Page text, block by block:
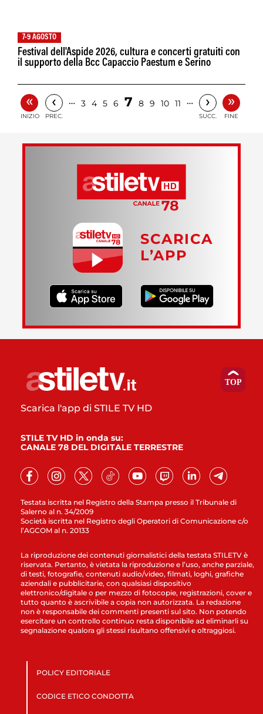
7-9 AGOSTO
Festival dell'Aspide 2026, cultura e concerti gratuiti con
il supporto della Bcc Capaccio Paestum e Serino
«
INIZIO
‹
PREC.
… 3 4 5 6 7 8 9 10 11 … ›
SUCC.
»
FINE
SCARICA
L’APP
Testata iscritta nel Registro della Stampa presso il Tribunale di
Salerno al n. 34/2009
Società iscritta nel Registro degli Operatori di Comunicazione c/o
l’AGCOM al n. 20133
Scarica l'app di STILE TV HD
STILE TV HD in onda su:
CANALE 78 DEL DIGITALE TERRESTRE
La riproduzione dei contenuti giornalistici della testata STILETV è
riservata. Pertanto, è vietata la riproduzione e l’uso, anche parziale,
di testi, fotografie, contenuti audio/video, filmati, loghi, grafiche
aziendali e pubblicitarie, con qualsiasi dispositivo
elettronico/digitale o per mezzo di fotocopie, registrazioni, cover e
tutto quanto è ascrivibile a copia non autorizzata. La redazione
non è responsabile dei commenti presenti sul sito. Non potendo
esercitare un controllo continuo resta disponibile ad eliminarli su
segnalazione qualora gli stessi risultano offensivi e oltraggiosi.
POLICY EDITORIALE
CODICE ETICO CONDOTTA